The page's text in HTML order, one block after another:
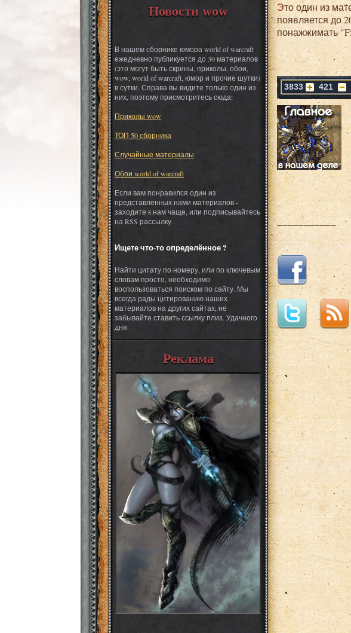
Новости wow
В нашем сборнике юмора world of warcraft
ежедневно публикуется до 30 материалов
(это могут быть скрины, приколы, обои,
wow, world of warcraft, юмор и прочие шутки)
в сутки. Справа вы видите только один из
них, поэтому присмотритесь сюда:
Приколы wow
ТОП 50 сборника
Случайные материалы
Обои world of warcraft
Если вам понравился один из
представленных нами материалов -
заходите к нам чаще, или подписывайтесь
на RSS рассылку.
Ищете что-то определённое ?
Найти цитату по номеру, или по ключевым
словам просто, необходимо
воспользоваться поиском по сайту. Мы
всегда рады цитированию наших
материалов на других сайтах, не
забывайте ставить ссылку плиз. Удачного
дня.
Реклама
Это один из материалов сборника юмора World of warcraft. На главной странице в день
появляется до
понажжимать
3833 421
___________